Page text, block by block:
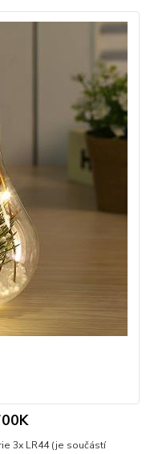
3x LR44 (je součástí